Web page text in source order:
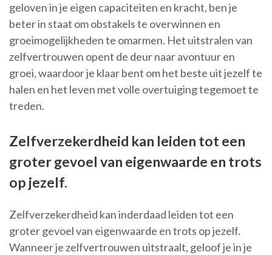
geloven in je eigen capaciteiten en kracht, ben je
beter in staat om obstakels te overwinnen en
groeimogelijkheden te omarmen. Het uitstralen van
zelfvertrouwen opent de deur naar avontuur en
groei, waardoor je klaar bent om het beste uit jezelf te
halen en het leven met volle overtuiging tegemoet te
treden.
Zelfverzekerdheid kan leiden tot een
groter gevoel van eigenwaarde en trots
op jezelf.
Zelfverzekerdheid kan inderdaad leiden tot een
groter gevoel van eigenwaarde en trots op jezelf.
Wanneer je zelfvertrouwen uitstraalt, geloof je in je